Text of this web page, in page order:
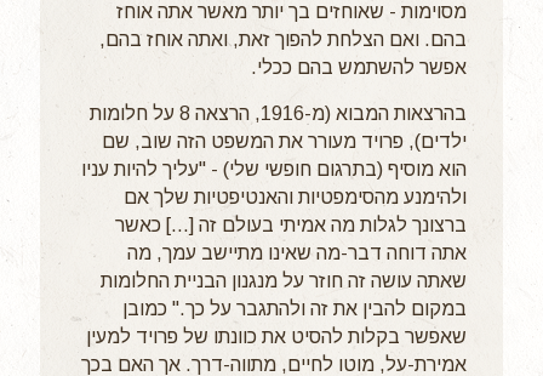
מסוימות - שאוחזים בך יותר מאשר אתה אוחז
בהם. ואם הצלחת להפוך זאת, ואתה אוחז בהם,
אפשר להשתמש בהם ככלי.
בהרצאות המבוא (מ-1916, הרצאה 8 על חלומות
ילדים), פרויד מעורר את המשפט הזה שוב, שם
הוא מוסיף (בתרגום חופשי שלי) - "עליך להיות עניו
ולהימנע מהסימפטיות והאנטיפטיות שלך אם
ברצונך לגלות מה אמיתי בעולם זה [...] כאשר
אתה דוחה דבר-מה שאינו מתיישב עמך, מה
שאתה עושה זה חוזר על מנגנון הבניית החלומות
במקום להבין את זה ולהתגבר על כך." כמובן
שאפשר בקלות להסיט את כוונתו של פרויד למעין
אמירת-על, מוטו לחיים, מתווה-דרך. אך האם בכך